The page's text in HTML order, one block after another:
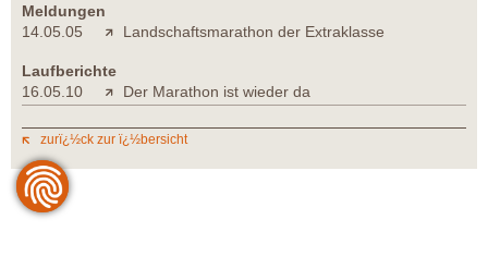
Meldungen
14.05.05
Landschaftsmarathon der Extraklasse
Laufberichte
16.05.10
Der Marathon ist wieder da
zurï¿½ck zur ï¿½bersicht